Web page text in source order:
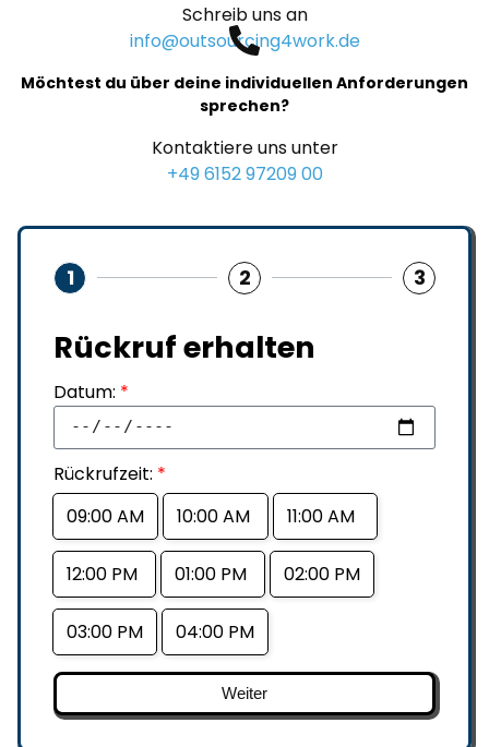
Schreib uns an
info@outsourcing4work.de
Möchtest du über deine individuellen Anforderungen
sprechen?
Kontaktiere uns unter
+49 6152 97209 00
1 2 3
Rückruf erhalten
Datum: *
Rückrufzeit: *
09:00 AM
10:00 AM 11:00 AM
12:00 PM 01:00 PM 02:00 PM
03:00 PM 04:00 PM
Weiter